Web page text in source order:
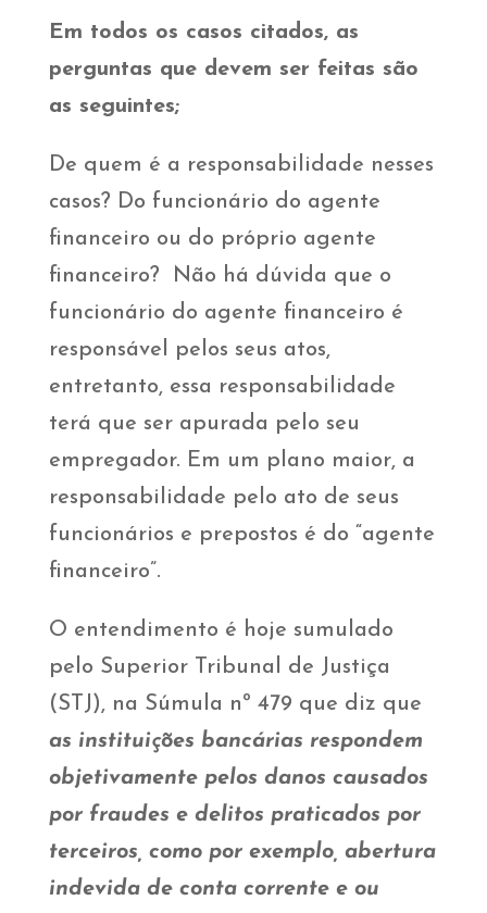
Em todos os casos citados, as
perguntas que devem ser feitas são
as seguintes;
De quem é a responsabilidade nesses
casos? Do funcionário do agente
financeiro ou do próprio agente
financeiro? Não há dúvida que o
funcionário do agente financeiro é
responsável pelos seus atos,
entretanto, essa responsabilidade
terá que ser apurada pelo seu
empregador. Em um plano maior, a
responsabilidade pelo ato de seus
funcionários e prepostos é do “agente
financeiro”.
O entendimento é hoje sumulado
pelo Superior Tribunal de Justiça
(STJ), na Súmula nº 479 que diz que
as instituições bancárias respondem
objetivamente pelos danos causados
por fraudes e delitos praticados por
terceiros, como por exemplo, abertura
indevida de conta corrente e ou